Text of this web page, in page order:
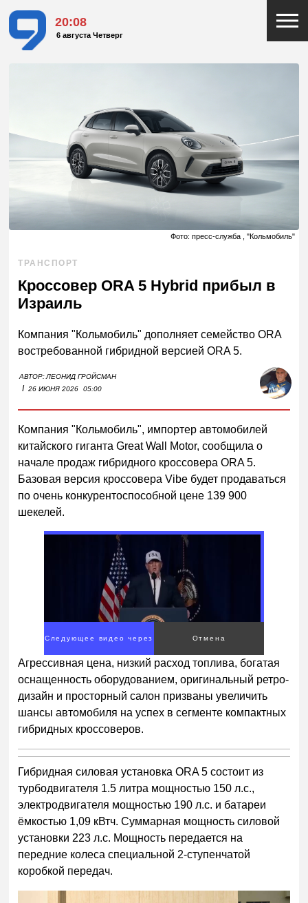
20:08
6 августа Четверг
Фото: пресс-служба , "Кольмобиль"
ТРАНСПОРТ
Кроссовер ORA 5 Hybrid прибыл в
Израиль
Компания "Кольмобиль" дополняет семейство ORA
востребованной гибридной версией ORA 5.
АВТОР:ЛЕОНИД ГРОЙСМАН
I 26 ИЮНЯ 2026 05:00
Компания "Кольмобиль", импортер автомобилей
китайского гиганта Great Wall Motor, сообщила о
начале продаж гибридного кроссовера ORA 5.
Базовая версия кроссовера Vibe будет продаваться
по очень конкурентоспособной цене 139 900
шекелей.
Следующее видео через
1
Отмена
Агрессивная цена, низкий расход топлива, богатая
оснащенность оборудованием, оригинальный ретро-
дизайн и просторный салон призваны увеличить
шансы автомобиля на успех в сегменте компактных
гибридных кроссоверов.
Гибридная силовая установка ORA 5 состоит из
турбодвигателя 1.5 литра мощностью 150 л.с.,
электродвигателя мощностью 190 л.с. и батареи
ёмкостью 1,09 кВтч. Суммарная мощность силовой
установки 223 л.с. Мощность передается на
передние колеса специальной 2-ступенчатой
коробкой передач.